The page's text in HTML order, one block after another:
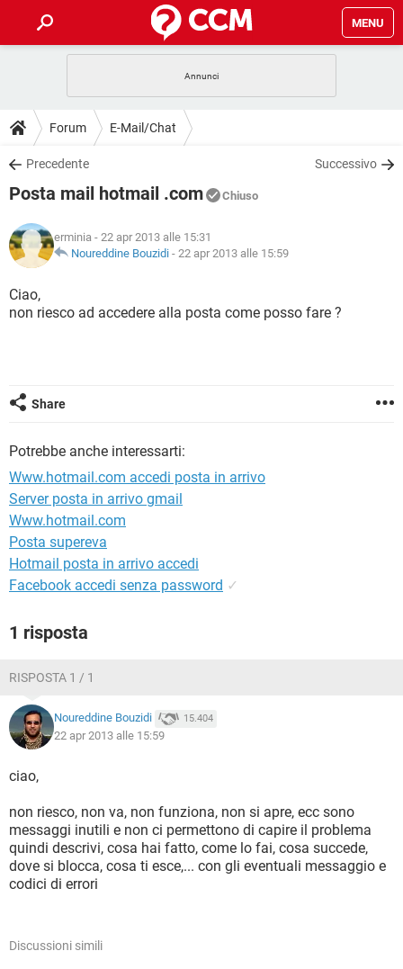
MENU
INTRATTENIMENTO
iOS
INSTAGRAM WHATSAPP
TIKTOK
HARDWARE
GUIDE
COVID-19
INSTAGRAM
TIKTOK
HARDWARE
DOWNLOAD
COVID-19 GAMING
INTRATTENIMENTO
iOS WINDOWS 10
INSTAGRAM
TIKTOK FACEBOOK
COVID-19
INTRATTENIMENTO
iOS
HARDWARE
GLOSSARIO
COVID-19
INTRATTENIMENTO ANDROID
TIKTOK
Forum E-Mail/Chat
Precedente Successivo
Posta mail hotmail .com Chiuso
erminia - 22 apr 2013 alle 15:31
Noureddine Bouzidi - 22 apr 2013 alle 15:59
Ciao,
non riesco ad accedere alla posta come posso fare ?
Share
Potrebbe anche interessarti:
Www.hotmail.com accedi posta in arrivo
Server posta in arrivo gmail
Www.hotmail.com
Posta supereva
Hotmail posta in arrivo accedi
Facebook accedi senza password ✓
1 risposta
RISPOSTA 1 / 1
Noureddine Bouzidi 15.404
22 apr 2013 alle 15:59
ciao,
non riesco, non va, non funziona, non si apre, ecc sono
messaggi inutili e non ci permettono di capire il problema
quindi descrivi, cosa hai fatto, come lo fai, cosa succede,
dove si blocca, cosa ti esce,... con gli eventuali messaggio e
codici di errori
Discussioni simili